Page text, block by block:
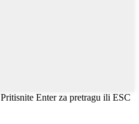
Pritisnite Enter za pretragu ili ESC